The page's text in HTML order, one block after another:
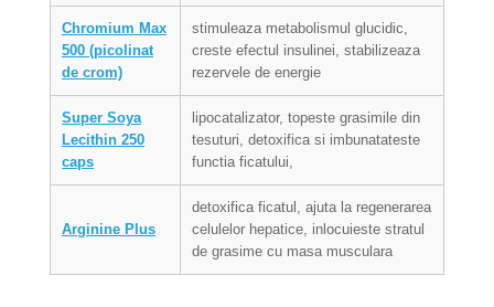
Chromium Max
500 (picolinat
de crom)
stimuleaza metabolismul glucidic,
creste efectul insulinei, stabilizeaza
rezervele de energie
Super Soya
Lecithin 250
caps
lipocatalizator, topeste grasimile din
tesuturi, detoxifica si imbunatateste
functia ficatului,
Arginine Plus
detoxifica ficatul, ajuta la regenerarea
celulelor hepatice, inlocuieste stratul
de grasime cu masa musculara